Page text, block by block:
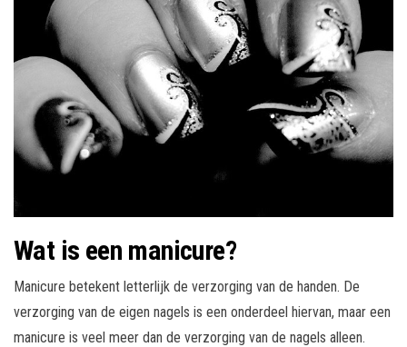
Wat is een manicure?
Manicure betekent letterlijk de verzorging van de handen. De
verzorging van de eigen nagels is een onderdeel hiervan, maar een
manicure is veel meer dan de verzorging van de nagels alleen.